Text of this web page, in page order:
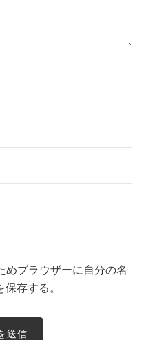
めブラウザーに自分の名
存する。